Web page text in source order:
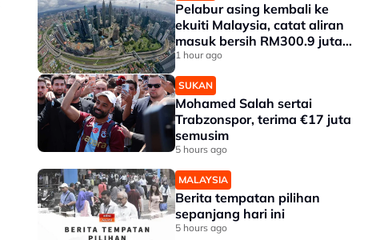
Pelabur asing kembali ke
ekuiti Malaysia, catat aliran
masuk bersih RM300.9 juta
pada Julai
1 hour ago
SUKAN
Mohamed Salah sertai
Trabzonspor, terima €17 juta
semusim
5 hours ago
MALAYSIA
Berita tempatan pilihan
sepanjang hari ini
5 hours ago